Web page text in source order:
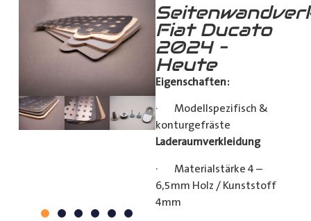
Fiat Ducato
2024 –
Heute
Eigenschaften:
· Modellspezifisch &
konturgefräste
Laderaumverkleidung
· Materialstärke 4 –
6,5mm Holz / Kunststoff
4mm